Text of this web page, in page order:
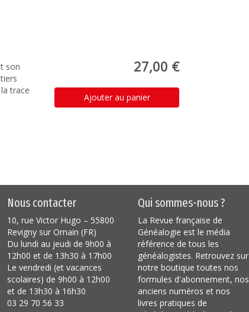
son
trace
27,00 €
Ajouter au panier
Nous contacter
10, rue Victor Hugo – 55800
Revigny sur Ornain (FR)
Du lundi au jeudi de 9h00 à
12h00 et de 13h30 à 17h00
Le vendredi (et vacances
scolaires) de 9h00 à 12h00
et de 13h30 à 16h30
03 29 70 56 33
Qui sommes-nous ?
La Revue française de
Généalogie est le média
référence de tous les
généalogistes. Retrouvez sur
notre boutique toutes nos
formules d'abonnement, nos
anciens numéros et nos
livres pratiques de